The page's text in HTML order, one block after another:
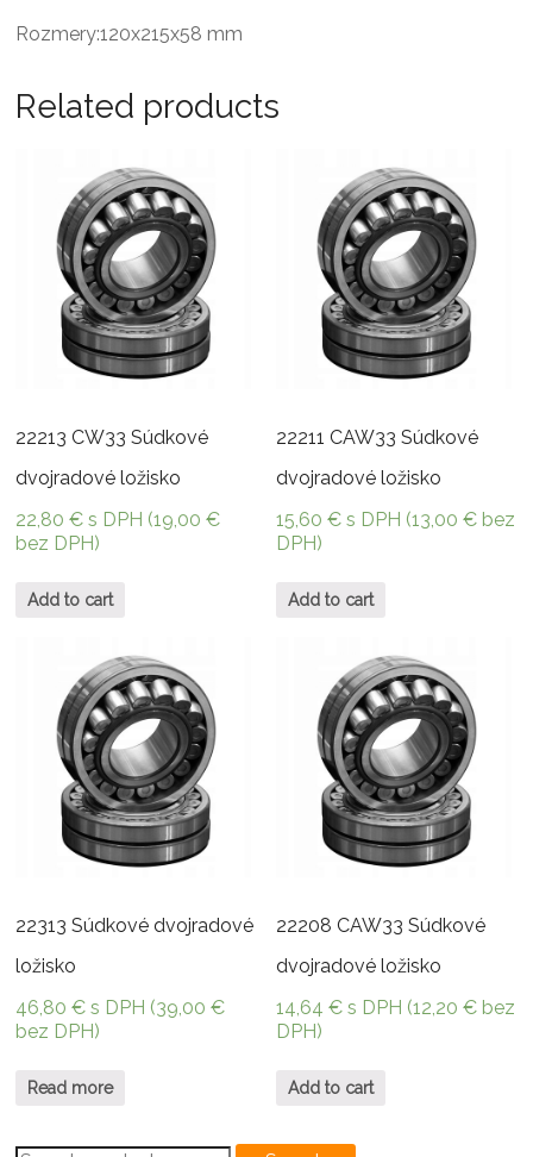
Rozmery:120x215x58 mm
Related products
22213 CW33 Súdkové
dvojradové ložisko
22,80€ s DPH (19,00€
bez DPH)
Add to cart
22211 CAW33 Súdkové
dvojradové ložisko
15,60€ s DPH (13,00€ bez
DPH)
Add to cart
22313 Súdkové dvojradové
ložisko
46,80€ s DPH (39,00€
bez DPH)
Read more
22208 CAW33 Súdkové
dvojradové ložisko
14,64€ s DPH (12,20€ bez
DPH)
Add to cart